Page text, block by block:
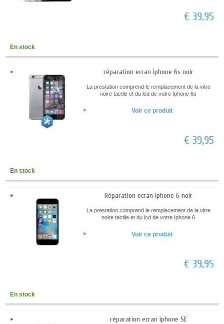
€ 39,95
En stock
réparation ecran iphone 6s noir
La prestation comprend le remplacement de la vitre
noire tactile et du lcd de votre Iphone 6s
Voir ce produit
€ 39,95
En stock
Réparation ecran iphone 6 noir
La prestation comprend le remplacement de la vitre
noire tactile et du lcd de votre Iphone 6
Voir ce produit
€ 39,95
En stock
réparation ecran iphone SE